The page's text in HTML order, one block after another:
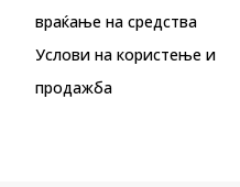
враќање на средства
Услови на користење и
продажба